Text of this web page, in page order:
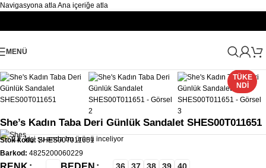
Navigasyona atlaAna içeriğe atla
MENÜ
Ana Sayfa
TÜKE
NDI
She’s Kadın Taba Deri Günlük Sandalet SHES00T011651
12 kişi şu anda bu ürünü inceliyor
Stok kodu:SHES00T011651
Barkod: 4825200060229